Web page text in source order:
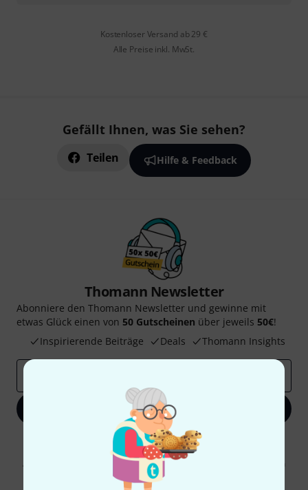
Kostenloser Versand ab 29 €
Alle Preise inkl. MwSt.
Gefällt Ihnen, was Sie sehen?
Teilen Hilfe & Feedback
Thomann Newsletter
Abonniere den Thomann Newsletter und gewinne mit
etwas Glück einen von 50 Gutscheinen über jeweils 50€!
Inspirierende Beiträge
Deals Thomann Insights
Jetzt anmelden
Mit Klick auf „Jetzt anmelden“ stimmen Sie dem Erhalt von E-Mail-
Werbung und einer Messung des E-Mail-Nutzungsverhaltens zu. Die
Abmeldung ist jederzeit möglich. Weitere Informationen finden Sie in
unseren
Datenschutzhinweisen